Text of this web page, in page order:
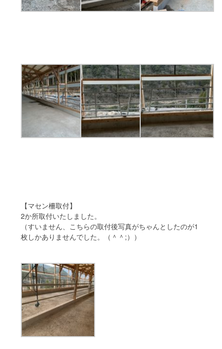
【マセン柵取付】
2か所取付いたしました。
（すいません、こちらの取付後写真がちゃんとしたのが1
枚しかありませんでした。（＾＾;））